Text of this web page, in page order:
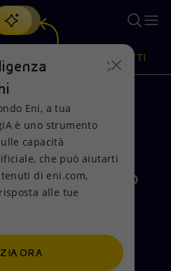
nuova soluzione di intelligenza
PRODOTTI
Sindaco alla
Eni dove è stato
di
Eni, a tua
è uno strumento
capacità
che può aiutarti
di eni.com,
alle tue
ORA